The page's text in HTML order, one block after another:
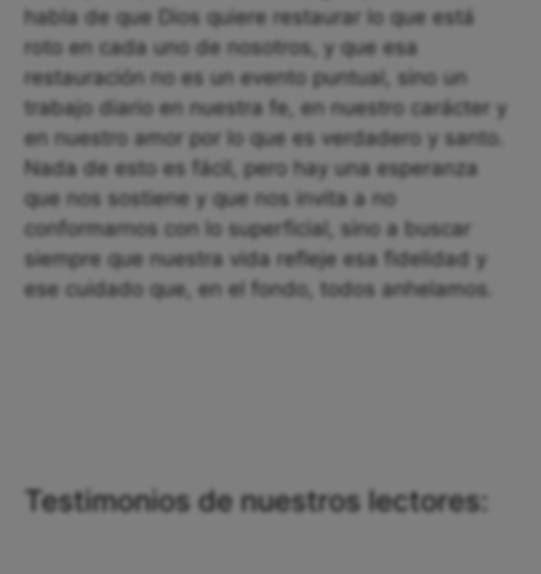
habla de que Dios quiere restaurar lo que está
roto en cada uno de nosotros, y que esa
restauración no es un evento puntual, sino un
trabajo diario en nuestra fe, en nuestro carácter y
en nuestro amor por lo que es verdadero y santo.
Nada de esto es fácil, pero hay una esperanza
que nos sostiene y que nos invita a no
conformarnos con lo superficial, sino a buscar
siempre que nuestra vida refleje esa fidelidad y
ese cuidado que, en el fondo, todos anhelamos.
Testimonios de nuestros lectores: